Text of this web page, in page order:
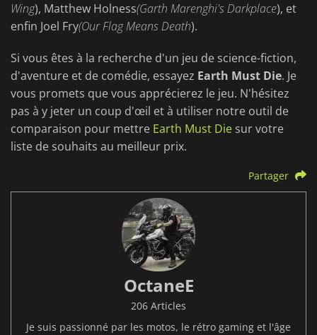
Wing), Matthew Holness(Garth Marenghi's Darkplace), et
enfin Joel Fry(Our Flag Means Death).
Si vous êtes à la recherche d'un jeu de science-fiction,
d'aventure et de comédie, essayez Earth Must Die. Je
vous promets que vous apprécierez le jeu. N'hésitez
pas à y jeter un coup d'œil et à utiliser notre outil de
comparaison pour mettre Earth Must Die sur votre
liste de souhaits au meilleur prix.
Partager
OctaneE
206 Articles
Je suis passionné par les motos, le rétro gaming et l'âge